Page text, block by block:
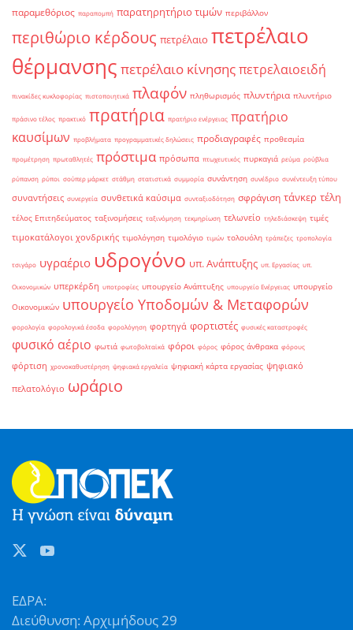
παραμεθόριος παραπομπή παρατηρητήριο τιμών περιβάλλον
περιθώριο κέρδους πετρέλαιο πετρέλαιο
θέρμανσης πετρέλαιο κίνησηςπετρελαιοειδή
πινακίδες κυκλοφορίας πιστοποιητικά πλαφόν πληθωρισμός πλυντήρια πλυντήριο
πράσινο τέλος πρακτικό πρατήρια πρατήριο ενέργειας πρατήριο
καυσίμων προβλήματα προγραμματικές δηλώσεις προδιαγραφές προθεσμία
προμέτρηση πρωταθλητές πρόστιμα πρόσωπα πτωχευτικός πυρκαγιά ρεύμα ρούβλια
ρύπανση ρύποι σούπερ μάρκετ στάθμη στατιστικά συμμορία συνάντηση συνέδριο συνέντευξη τύπου
συναντήσεις συνεργεία συνθετικά καύσιμα συνταξιοδότηση σφράγιση τάνκερ τέλη
τέλος Επιτηδεύματος ταξινομήσεις ταξινόμηση τεκμηρίωση τελωνείο τηλεδιάσκεψη τιμές
τιμοκατάλογοι χονδρικής τιμολόγηση τιμολόγιο τιμών τολουόλη τράπεζες τροπολογία
τσιγάρο υγραέριο υδρογόνο υπ. Ανάπτυξης υπ. Εργασίας υπ.
Οικονομικών υπερκέρδη υποτροφίες υπουργείο Ανάπτυξης υπουργείο Ενέργειας υπουργείο
Οικονομικών υπουργείο Υποδομών & Μεταφορών
φορολογία φορολογικά έσοδα φορολόγηση φορτηγά φορτιστές φυσικές καταστροφές
φυσικό αέριο φωτιά φωτοβολταϊκά φόροι φόρος φόρος άνθρακα φόρους
φόρτιση χρονοκαθυστέρηση ψηφιακά εργαλεία ψηφιακή κάρτα εργασίας ψηφιακό
πελατολόγιο ωράριο
ΕΔΡΑ:
Διεύθυνση: Αρχιμήδους 29